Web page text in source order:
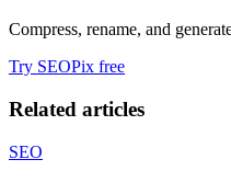
Compress, rename, and
Try SEOPix free
Related articles
SEO